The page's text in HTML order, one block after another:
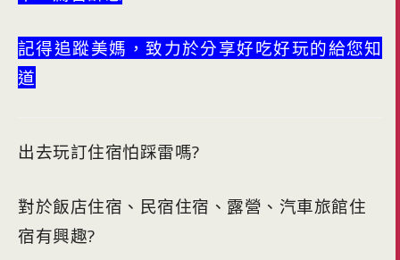
記得追蹤美媽，致力於分享好吃好玩的給您知
道
出去玩訂住宿怕踩雷嗎?
對於飯店住宿、民宿住宿、露營、汽車旅館住
宿有興趣?